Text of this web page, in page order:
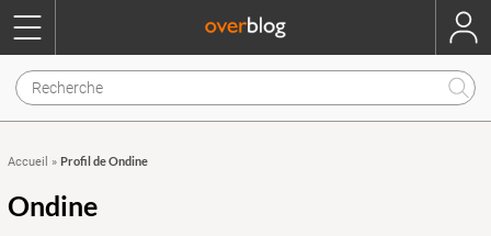
Accueil » Profil de Ondine
Ondine